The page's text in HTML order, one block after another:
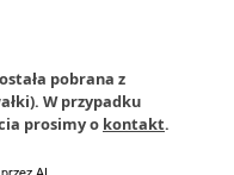
pobrana z
W przypadku
prosimy o kontakt.